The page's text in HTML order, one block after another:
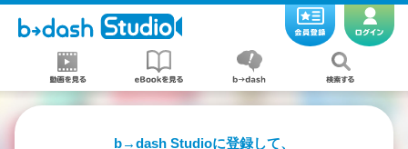
b→dash Studioに登録して、